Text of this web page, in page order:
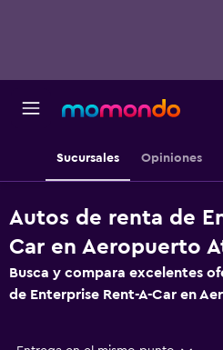
Sucursales Opiniones
Autos de renta de
Car en Aeropuerto
Busca y compara excelentes
de Enterprise Rent-A-Car en